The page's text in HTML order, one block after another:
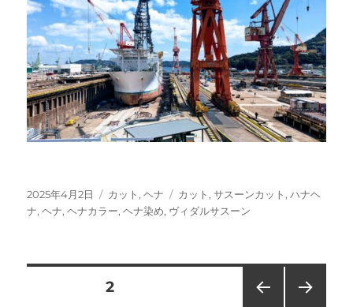
投
稿
2025年4月2日
カ
テ
カット,ヘナ
タ
グ
カット,サスーンカット,ハナヘ
ナ,ヘナ,ヘナカラー,ヘナ染め, ヴィダルサスーン
固定ページ2